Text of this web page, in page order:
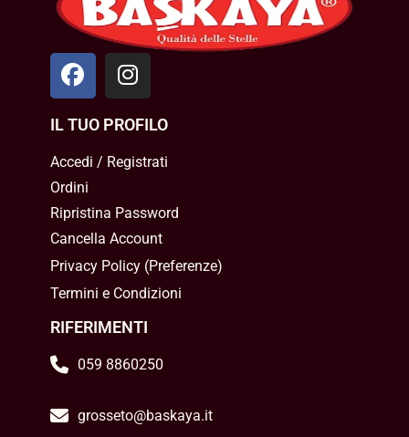
IL TUO PROFILO
Accedi / Registrati
Ordini
Ripristina Password
Cancella Account
Privacy Policy(Preferenze)
Termini e Condizioni
RIFERIMENTI
059 8860250
grosseto@baskaya.it